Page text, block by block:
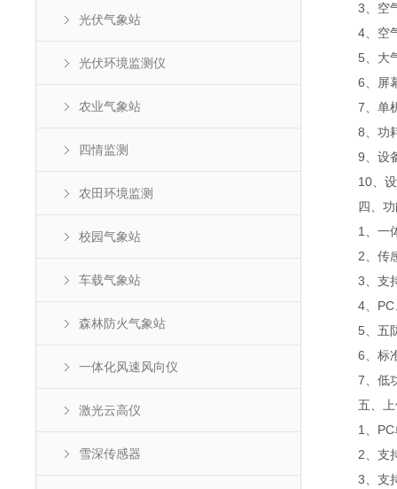
光伏气象站
光伏环境监测仪
农业气象站
四情监测
农田环境监测
校园气象站
车载气象站
森林防火气象站
一体化风速风向仪
激光云高仪
雪深传感器
3、空气
4、空气
5、大气
6、屏幕
7、单机
8、功
9、设备
10、设备
四、功
1、一体
2、传感
3、支持
4、PC、
5、五防
6、标准
7、低功
五、上
1、PC单
2、支持
3、支持